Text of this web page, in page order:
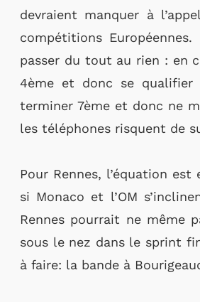
devraient manquer à
compétitions
passer du tout au rien : en
4ème et donc se qualifier
terminer 7ème et donc ne
les téléphones risquent de
Pour Rennes, l’équation
si Monaco et l’OM
Rennes pourrait ne même
sous le nez dans le sprint
à faire: la bande à